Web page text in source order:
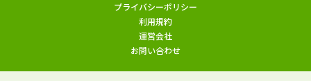
プライバシーポリシー
利用規約
運営会社
お問い合わせ